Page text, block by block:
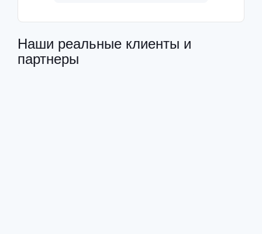
Наши реальные клиенты и
партнеры